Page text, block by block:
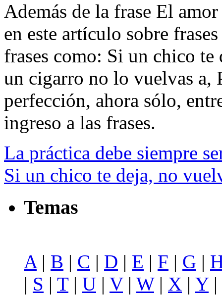
Además de la frase El
en este artículo sobre
frases como: Si un chico te
un cigarro no lo vuelvas a,
perfección, ahora sólo,
ingreso a las frases.
La práctica debe siempre
Si un chico te deja, no
Temas
A | B | C | D | E | F | G |
| S | T| U | V| W| X | Y|